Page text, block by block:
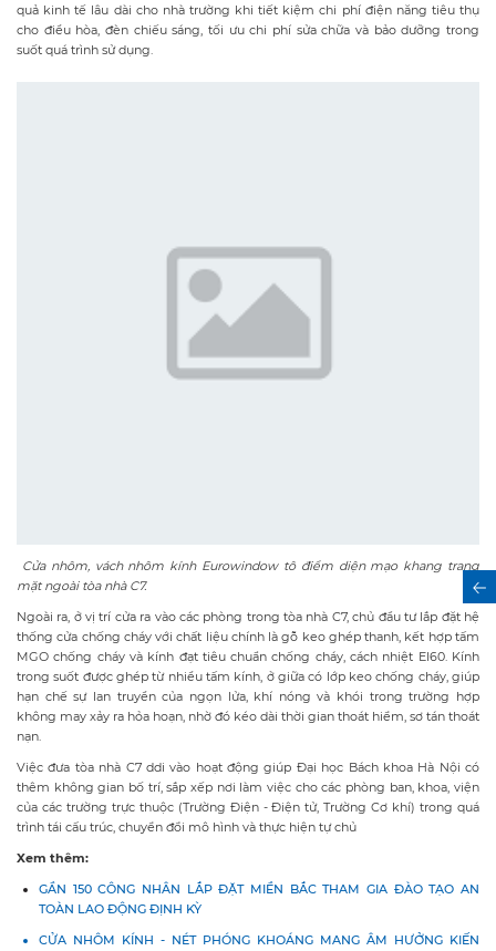
quả kinh tế lâu dài cho nhà trường khi tiết kiệm chi phí điện năng tiêu thụ
cho điều hòa, đèn chiếu sáng, tối ưu chi phí sửa chữa và bảo dưỡng trong
suốt quá trình sử dụng.
Cửa nhôm, vách nhôm kính Eurowindow tô điểm diện mạo khang trang
mặt ngoài tòa nhà C7.
Ngoài ra, ở vị trí cửa ra vào các phòng trong tòa nhà C7, chủ đầu tư lắp đặt hệ
thống cửa chống cháy với chất liệu chính là gỗ keo ghép thanh, kết hợp tấm
MGO chống cháy và kính đạt tiêu chuẩn chống cháy, cách nhiệt EI60. Kính
trong suốt được ghép từ nhiều tấm kính, ở giữa có lớp keo chống cháy, giúp
hạn chế sự lan truyền của ngọn lửa, khí nóng và khói trong trường hợp
không may xảy ra hỏa hoạn, nhờ đó kéo dài thời gian thoát hiểm, sơ tán thoát
nạn.
Việc đưa tòa nhà C7 ddi vào hoạt động giúp Đại học Bách khoa Hà Nội có
thêm không gian bố trí, sắp xếp nơi làm việc cho các phòng ban, khoa, viện
của các trường trực thuộc (Trường Điện - Điện tử, Trường Cơ khí) trong quá
trình tái cấu trúc, chuyển đổi mô hình và thực hiện tự chủ
Xem thêm:
GẦN 150 CÔNG NHÂN LẮP ĐẶT MIỀN BẮC THAM GIA ĐÀO TẠO AN
TOÀN LAO ĐỘNG ĐỊNH KỲ
CỬA NHÔM KÍNH - NÉT PHÓNG KHOÁNG MANG ÂM HƯỞNG KIẾN